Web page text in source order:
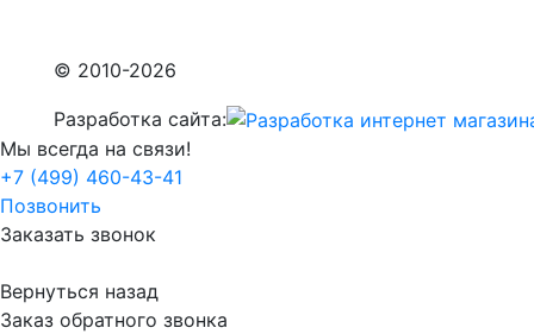
© 2010-2026
Разработка сайта:
Мы всегда на связи!
+7 (499) 460-43-41
Позвонить
Заказать звонок
Вернуться назад
Заказ обратного звонка